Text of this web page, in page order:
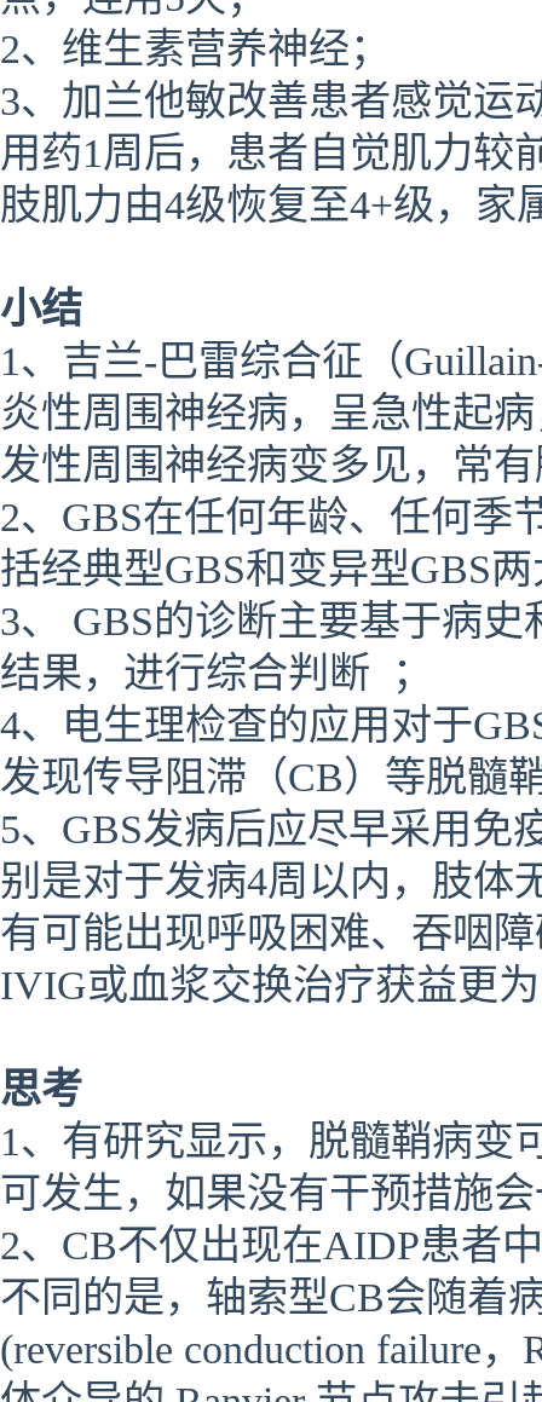
2、维生素营养神经；
3、加兰他敏改善患者感觉运
用药1周后，患者自觉肌力较
肢肌力由4级恢复至4+级，家
小结
1、吉兰-巴雷综合征（
炎性周围神经病，呈急性起
发性周围神经病变多见，常
2、GBS在任何年龄、任何季
括经典型GBS和变异型GBS
3、 GBS的诊断主要基于病
结果，进行综合判断 ；
4、电生理检查的应用对于
发现传导阻滞（CB）等脱髓
5、GBS发病后应尽早采用免
别是对于发病4周以内，肢体
有可能出现呼吸困难、吞咽
IVIG或血浆交换治疗获益更
思考
1、有研究显示，脱髓鞘病变
可发生，如果没有干预措施
2、CB不仅出现在AIDP患者
不同的是，轴索型CB会随着
(reversible conduction failure